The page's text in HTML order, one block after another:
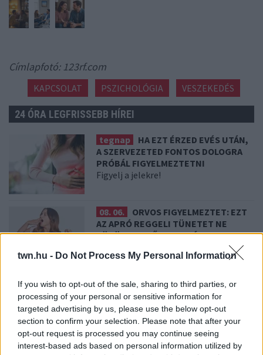
twn.hu - Do Not Process My Personal Information
If you wish to opt-out of the sale, sharing to third parties, or
processing of your personal or sensitive information for
targeted advertising by us, please use the below opt-out
section to confirm your selection. Please note that after your
opt-out request is processed you may continue seeing
interest-based ads based on personal information utilized by
Címlapfotó: 123rf.com
KAPCSOLAT PSZICHOLÓGIA VESZEKEDÉS
24 ÓRA LEGFRISSEBB HÍREI
tegnap
HA EZT ÉRZED EVÉS UTÁN,
A SZERVEZETED FONTOS DOLOGRA
PRÓBÁL FIGYELMEZTETNI
Figyelj a jelekre!
08. 06.
ORVOS FIGYELMEZTET: EZT
AZ APRÓ REGGELI TÜNETET NE
SÖPÖRD A SZŐNYEG ALÁ
08. 05.
EZÉRT PÁRÁSODIK BE
ÁLLANDÓAN AZ ABLAK – EGYSZERŰBB
A MEGOLDÁS, MINT GONDOLNÁD
Villámgyors megoldás